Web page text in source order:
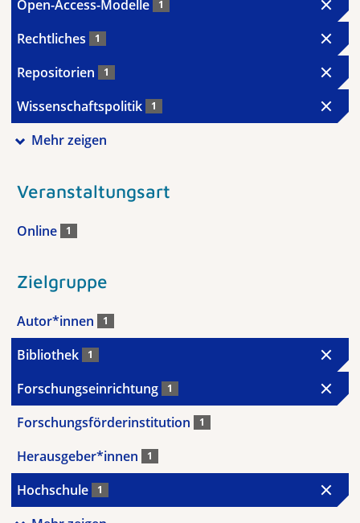
Open-Access-Modelle 1
Rechtliches 1
Repositorien 1
Wissenschaftspolitik 1
Mehr zeigen
Veranstaltungsart
Online 1
Zielgruppe
Autor*innen 1
Bibliothek 1
Forschungseinrichtung 1
Forschungsförderinstitution 1
Herausgeber*innen 1
Hochschule 1